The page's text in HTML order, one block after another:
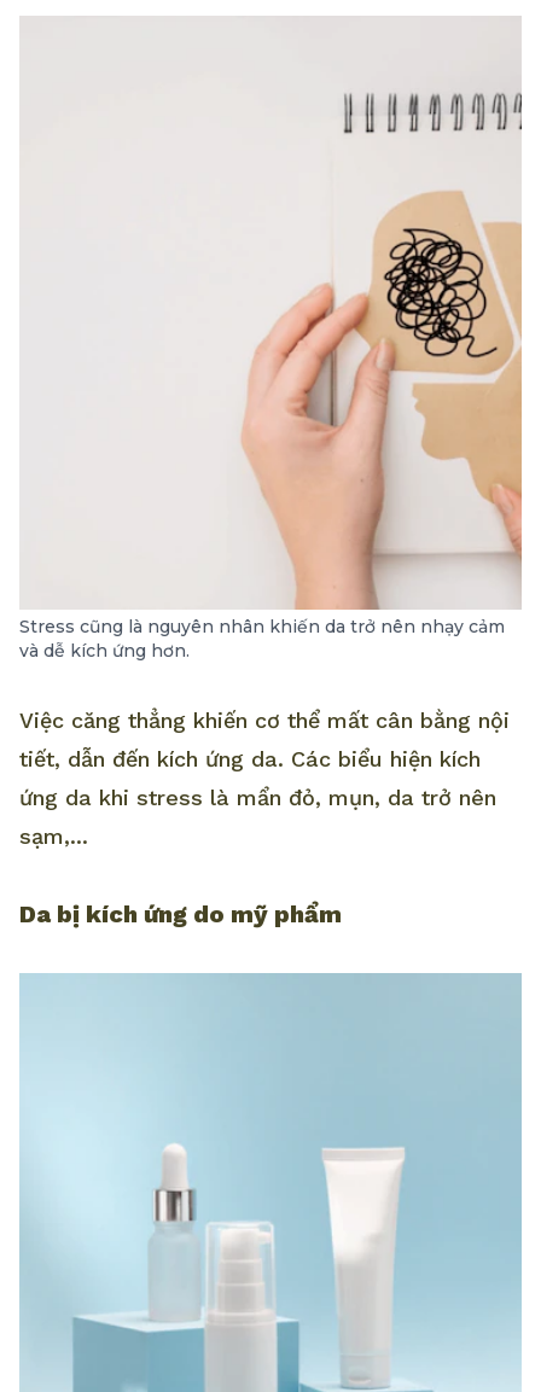
Stress cũng là nguyên nhân khiến da trở nên nhạy cảm
và dễ kích ứng hơn.
Việc căng thẳng khiến cơ thể mất cân bằng nội
tiết, dẫn đến kích ứng da. Các biểu hiện kích
ứng da khi stress là mẩn đỏ, mụn, da trở nên
sạm,...
Da bị kích ứng do mỹ phẩm